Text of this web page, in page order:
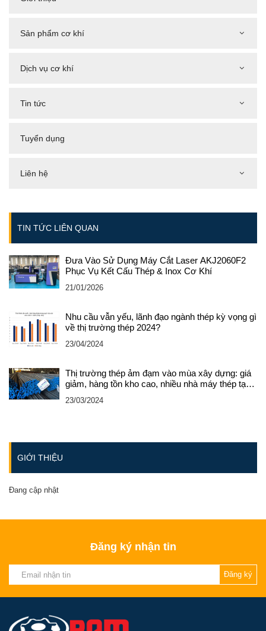
Sản phẩm cơ khí
Dịch vụ cơ khí
Tin tức
Tuyển dụng
Liên hệ
TIN TỨC LIÊN QUAN
Đưa Vào Sử Dụng Máy Cắt Laser AKJ2060F2
Phục Vụ Kết Cấu Thép & Inox Cơ Khí
21/01/2026
Nhu cầu vẫn yếu, lãnh đạo ngành thép kỳ vọng gì
về thị trường thép 2024?
23/04/2024
Thị trường thép ảm đạm vào mùa xây dựng: giá
giảm, hàng tồn kho cao, nhiều nhà máy thép tạm
23/03/2024
GIỚI THIỆU
Đang cập nhật
Đăng ký nhận tin
Đăng ký